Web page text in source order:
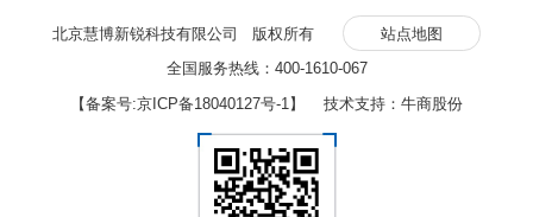
北京慧博新锐科技有限公司 版权所有
站点地图
全国服务热线：400-1610-067
【备案号:京ICP备18040127号-1 】 技术支持：牛商股份